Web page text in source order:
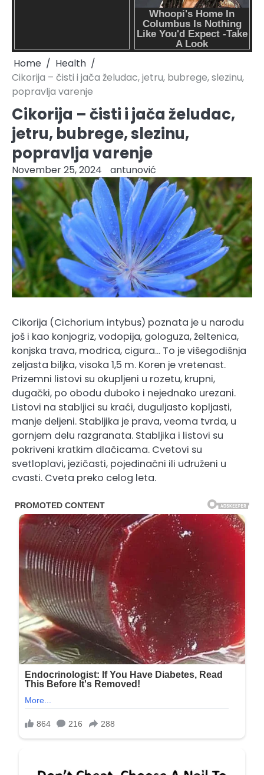
Home
Health
Cikorija – čisti i jača želudac, jetru, bubrege, slezinu,
popravlja varenje
Cikorija – čisti i jača želudac,
jetru, bubrege, slezinu,
popravlja varenje
November 25, 2024 antunović
Cikorija (Cichorium intybus) poznata je u narodu
još i kao konjogriz, vodopija, gologuza, želtenica,
konjska trava, modrica, cigura… To je višegodišnja
zeljasta biljka, visoka 1,5 m. Koren je vretenast.
Prizemni listovi su okupljeni u rozetu, krupni,
dugački, po obodu duboko i nejednako urezani.
Listovi na stabljici su kraći, duguljasto kopljasti,
manje deljeni. Stabljika je prava, veoma tvrda, u
gornjem delu razgranata. Stabljika i listovi su
pokriveni kratkim dlačicama. Cvetovi su
svetloplavi, jezičasti, pojedinačni ili udruženi u
cvasti. Cveta preko celog leta.